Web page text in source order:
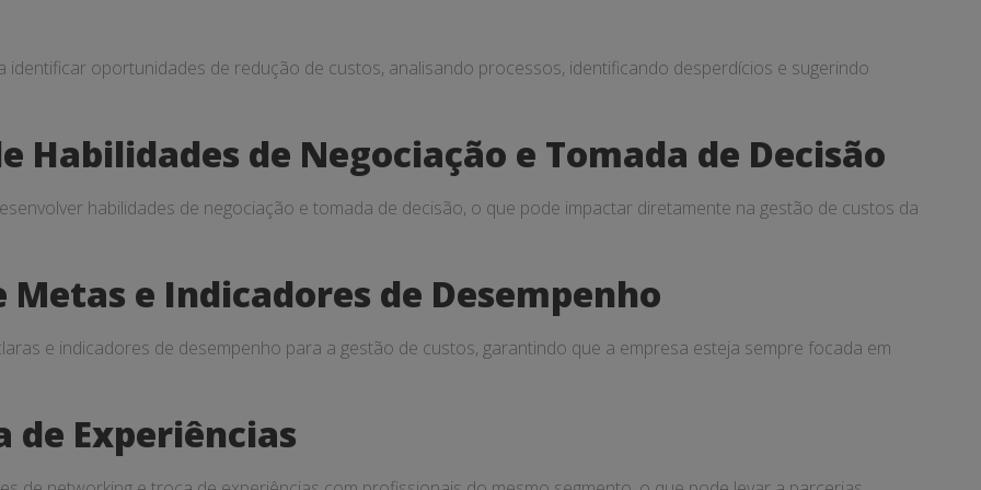
oportunidades de redução de custos, analisando processos, identificando desperdícios e sugerindo
Habilidades de Negociação e Tomada de Decisão
habilidades de negociação e tomada de decisão, o que pode impactar diretamente na gestão de custos da
e Indicadores de Desempenho
e indicadores de desempenho para a gestão de custos, garantindo que a empresa esteja sempre focada em
de Experiências